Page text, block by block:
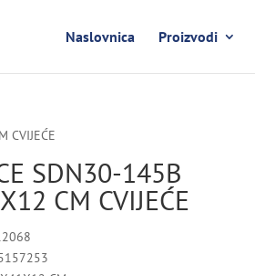
Naslovnica Proizvodi
CVIJEĆE
SDN30-145B
CM CVIJEĆE